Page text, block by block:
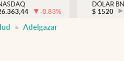
México
-0.83%
DÓLAR
$ 1520
Adelgazar